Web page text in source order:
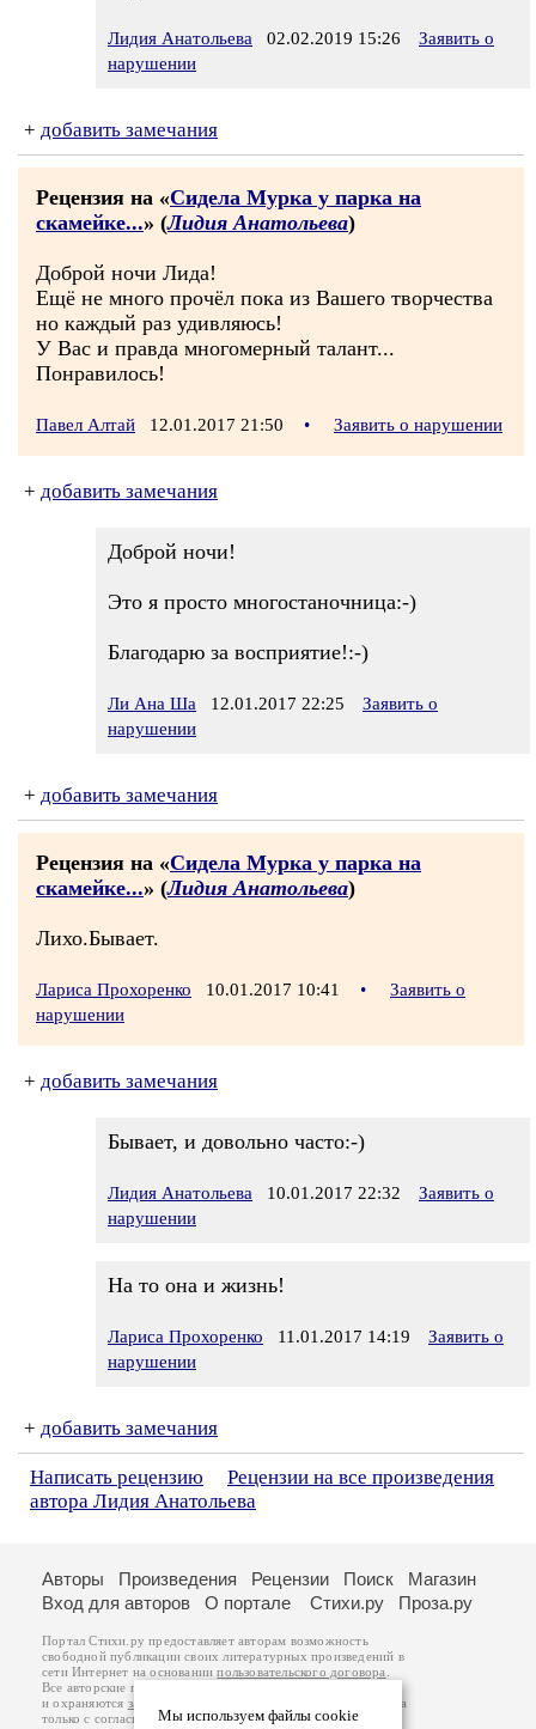
Лидия Анатольева 02.02.2019 15:26
Заявить о
нарушении
+ добавить замечания
Рецензия на «Сидела Мурка у парка на
скамейке...» (Лидия Анатольева)
Доброй ночи Лида!
Ещё не много прочёл пока из Вашего творчества
но каждый раз удивляюсь!
У Вас и правда многомерный талант...
Понравилось!
Павел Алтай 12.01.2017 21:50 • Заявить о нарушении
+ добавить замечания
Доброй ночи!
Это я просто многостаночница:-)
Благодарю за восприятие!:-)
Ли Ана Ша 12.01.2017 22:25
Заявить о
нарушении
+ добавить замечания
Рецензия на «Сидела Мурка у парка на
скамейке...» (Лидия Анатольева)
Лихо.Бывает.
Лариса Прохоренко 10.01.2017 10:41 •
Заявить о
нарушении
+ добавить замечания
Бывает, и довольно часто:-)
Лидия Анатольева 10.01.2017 22:32
Заявить о
нарушении
На то она и жизнь!
Лариса Прохоренко 11.01.2017 14:19
Заявить о
нарушении
+ добавить замечания
Написать рецензию
Рецензии на все произведения
автора Лидия Анатольева
Мы используем файлы cookie
Авторы Произведения Рецензии Поиск
Магазин
Вход для авторов
О портале Стихи.ру Проза.ру
Портал Стихи.ру предоставляет авторам возможность
свободной публикации своих литературных произведений в
сети Интернет на основаниипользовательского договора
Все авторские права на произведения принадлежат авторам
и охраняются законом
. Перепечатка произведений возможна
только с согласия его автора, к которому вы можете